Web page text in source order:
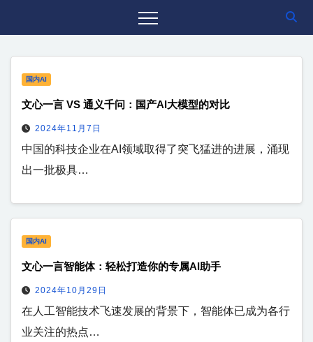
国内AI
文心一言 VS 通义千问：国产AI大模型的对比
2024年11月7日
中国的科技企业在AI领域取得了突飞猛进的进展，涌现
出一批极具…
国内AI
文心一言智能体：轻松打造你的专属AI助手
2024年10月29日
在人工智能技术飞速发展的背景下，智能体已成为各行
业关注的热点…